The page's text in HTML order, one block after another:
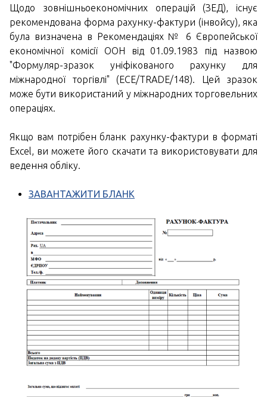
Щодо зовнішньоекономічних операцій (ЗЕД), існує
рекомендована форма рахунку-фактури (інвойсу), яка
була визначена в Рекомендаціях № 6 Європейської
економічної комісії ООН від 01.09.1983 під назвою
"Формуляр-зразок уніфікованого рахунку для
міжнародної торгівлі" (ECE/TRADE/148). Цей зразок
може бути використаний у міжнародних торговельних
операціях.
Якщо вам потрібен бланк рахунку-фактури в форматі
Excel, ви можете його скачати та використовувати для
ведення обліку.
ЗАВАНТАЖИТИ БЛАНК